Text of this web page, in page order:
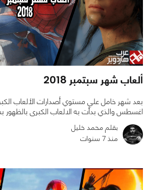
1650
0
ألعاب شهر سبتمبر 2018
بعد شهر خامل علي مستوي أصدارات الألعاب
اغسطس والذي بدأت به الالعاب الكبرى بالظهور
بقلم محمد خليل
منذ 7 سنوات